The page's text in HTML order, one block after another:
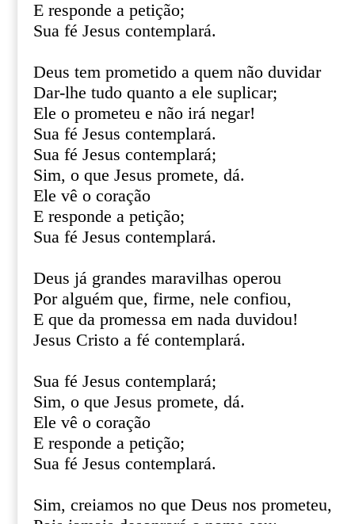
E responde a petição;
Sua fé Jesus contemplará.
Deus tem prometido a quem não duvidar
Dar-lhe tudo quanto a ele suplicar;
Ele o prometeu e não irá negar!
Sua fé Jesus contemplará.
Sua fé Jesus contemplará;
Sim, o que Jesus promete, dá.
Ele vê o coração
E responde a petição;
Sua fé Jesus contemplará.
Deus já grandes maravilhas operou
Por alguém que, firme, nele confiou,
E que da promessa em nada duvidou!
Jesus Cristo a fé contemplará.
Sua fé Jesus contemplará;
Sim, o que Jesus promete, dá.
Ele vê o coração
E responde a petição;
Sua fé Jesus contemplará.
Sim, creiamos no que Deus nos prometeu,